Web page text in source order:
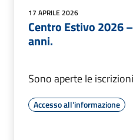
17 APRILE 2026
Centro Estivo 2026
anni.
Sono aperte le iscrizioni
Accesso all'informazione